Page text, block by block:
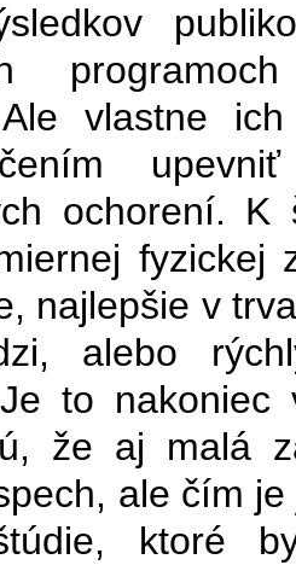
Ale vlastne
ochorení.
najlepšie v
alebo
to nakoniec
že aj malá
ale čím
ktoré